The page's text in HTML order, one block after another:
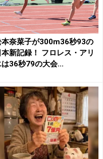
本奈菜子が300m36秒93の
本新記録！ フロレス・アリ
は36秒79の大会...